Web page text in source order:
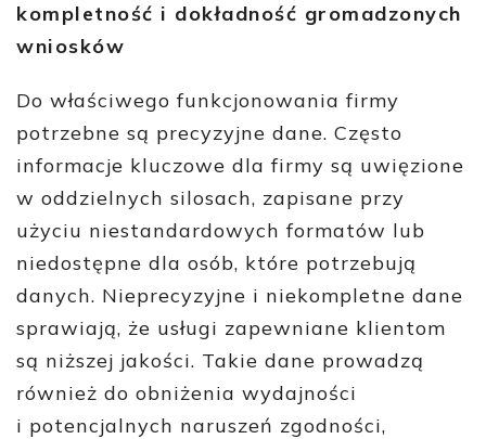
kompletność i dokładność gromadzonych
wniosków
Do właściwego funkcjonowania firmy
potrzebne są precyzyjne dane. Często
informacje kluczowe dla firmy są uwięzione
w oddzielnych silosach, zapisane przy
użyciu niestandardowych formatów lub
niedostępne dla osób, które potrzebują
danych. Nieprecyzyjne i niekompletne dane
sprawiają, że usługi zapewniane klientom
są niższej jakości. Takie dane prowadzą
również do obniżenia wydajności
i potencjalnych naruszeń zgodności,